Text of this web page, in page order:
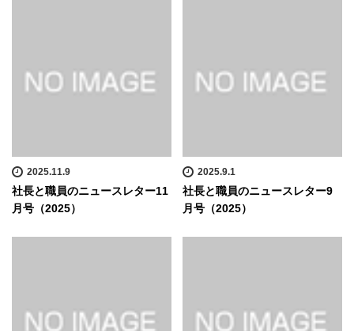
2025.11.9
社長と職員のニュースレター11
月号（2025）
2025.9.1
社長と職員のニュースレター9
月号（2025）